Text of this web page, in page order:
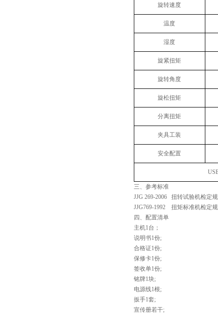
旋转速度
温度
湿度
旋紧扭矩
旋转角度
旋松扭矩
分离扭矩
夹具工装
安全配置
三、 参考标准
JJG 269-2006 扭转试验机检定
JJG769-1992 扭矩标准机检定
四、配置清单
主机1台；
说明书1份;
合格证1份;
保修卡1份;
签收单1份;
铭牌1块;
电源线1根;
扳手1套;
宣传册若干;